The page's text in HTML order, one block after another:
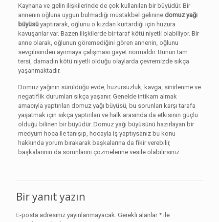
Kaynana ve gelin ilişkilerinde de çok kullanılan bir büyüdür. Bir
annenin oğluna uygun bulmadığı müstakbel gelinine domuz yağı
büyüsüyaptırarak, oğlunu o kızdan kurtardığı için huzura
kavuşanlar var. Bazen ilişkilerde bir taraf kötü niyetli olabiliyor. Bir
anne olarak, oğlunun göremediğini gören annenin, oğlunu
sevgilisinden ayırmaya çalışması gayet normaldir. Bunun tam
tersi, damadın kötü niyetli olduğu olaylarda çevremizde sıkça
yaşanmaktadır.
Domuz yağının sürüldüğü evde, huzursuzluk, kavga, sinirlenme ve
negatiflik durumları sıkça yaşanır. Genelde intikam almak
amacıyla yaptırılan domuz yağı büyüsü, bu sorunları karşı tarafa
yaşatmak için sıkça yaptırılan ve halk arasında da etkisinin güçlü
olduğu bilinen bir büyüdür. Domuz yağı büyüsünü hazırlayan bir
medyum hoca ile tanışıp, hocayla iş yaptıysanız bu konu
hakkında yorum bırakarak başkalarına da fikir verebilir,
başkalarının da sorunlarını çözmelerine vesile olabilirsiniz.
Bir yanıt yazın
E-posta adresiniz yayınlanmayacak. Gerekli alanlar * ile